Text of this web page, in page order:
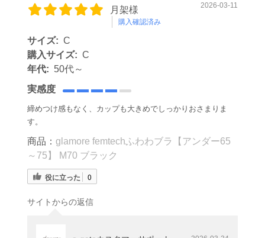
月架様
購入確認済み
2026-03-11
サイズ: C
購入サイズ: C
年代: 50代～
実感度
締めつけ感もなく、カップも大きめでしっかりおさまりま
す。
商品： glamore femtechふわわブラ【アンダー65
～75】 M70 ブラック
役に立った 0
サイトからの返信